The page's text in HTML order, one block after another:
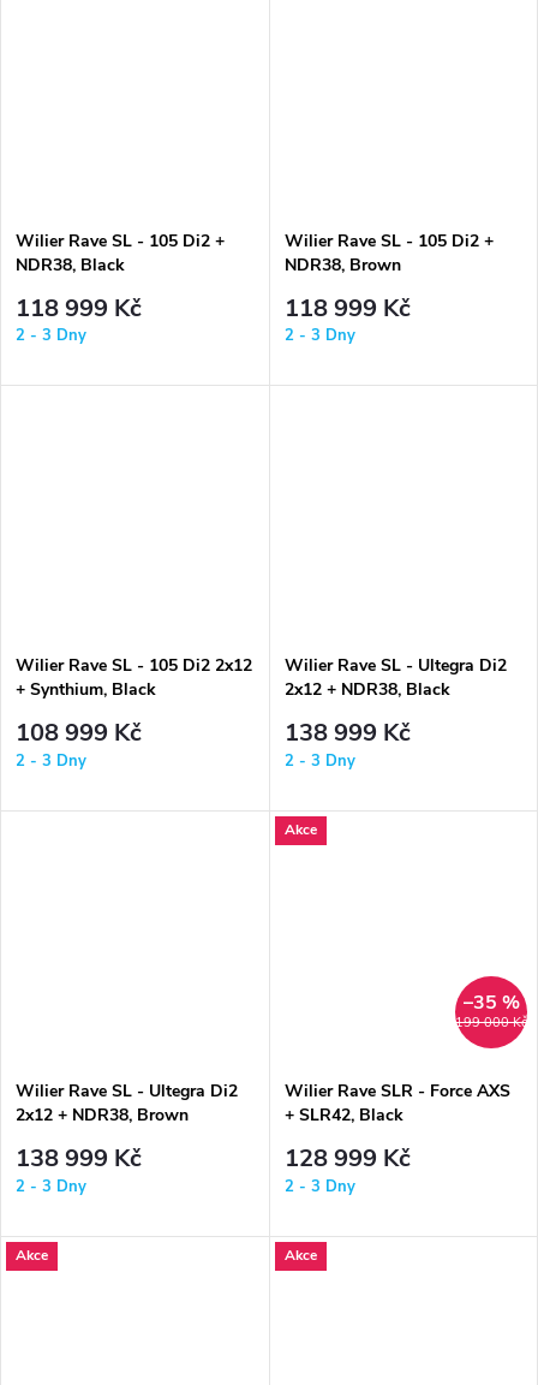
Wilier Rave SL - 105 Di2 +
NDR38, Black
118 999 Kč
2 - 3 Dny
Wilier Rave SL - 105 Di2 +
NDR38, Brown
118 999 Kč
2 - 3 Dny
Wilier Rave SL - 105 Di2 2x12
+ Synthium, Black
108 999 Kč
2 - 3 Dny
Wilier Rave SL - Ultegra Di2
2x12 + NDR38, Black
138 999 Kč
2 - 3 Dny
Wilier Rave SL - Ultegra Di2
2x12 + NDR38, Brown
138 999 Kč
2 - 3 Dny
Akce
199 000 Kč
–35 %
Wilier Rave SLR - Force AXS
+ SLR42, Black
128 999 Kč
2 - 3 Dny
Akce Akce